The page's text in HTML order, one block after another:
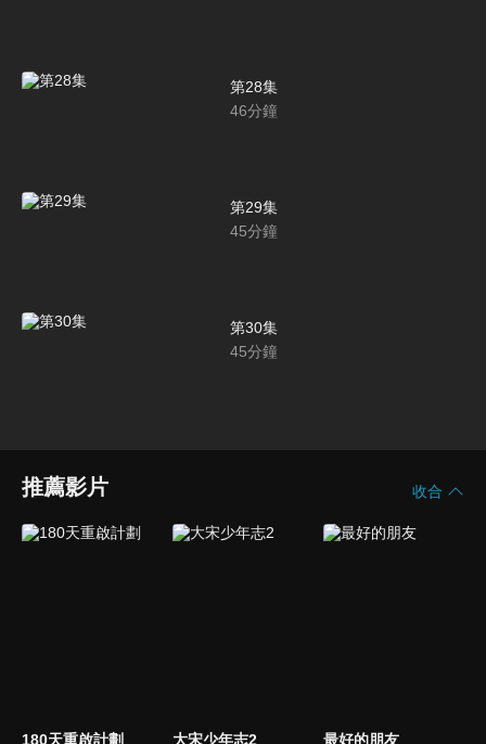
第28集
46分鐘
第29集
45分鐘
第30集
45分鐘
推薦影片 收合
180天重啟計劃 大宋少年志2 最好的朋友